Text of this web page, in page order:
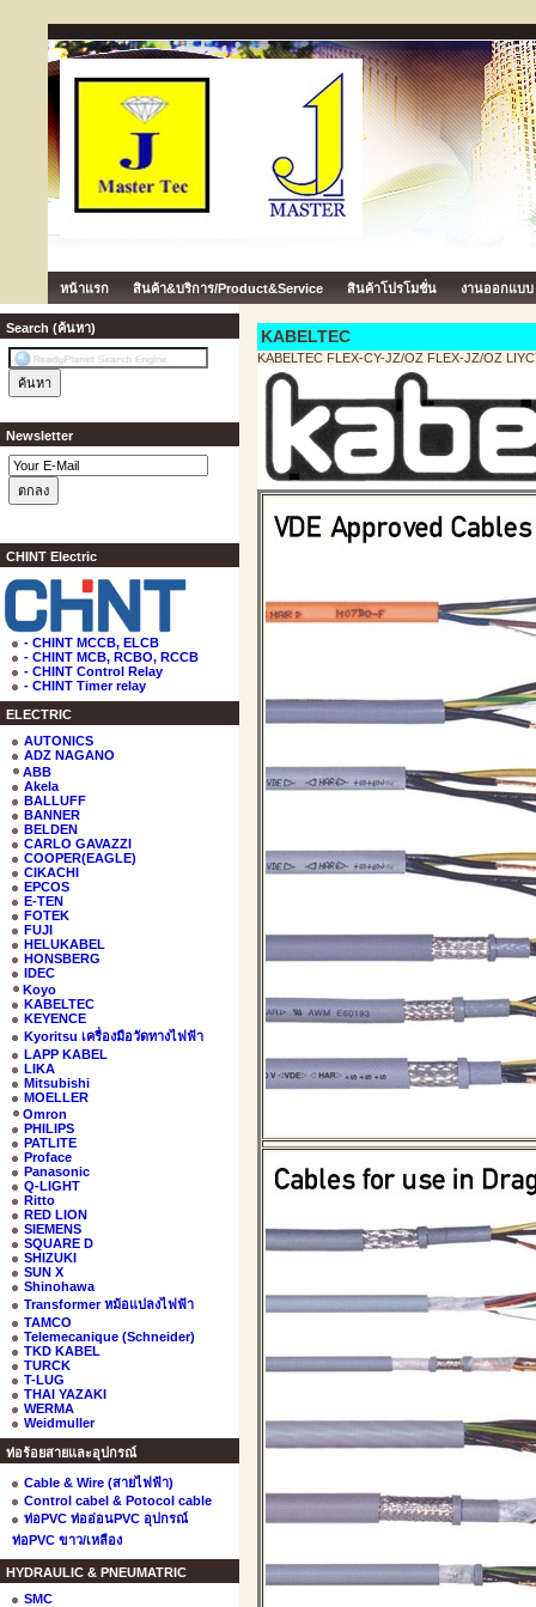
หน้าแรก สินค้า&บริการ/Product&Service สินค้าโปรโมชั่น งานออกแบบ
Search (ค้นหา)
Newsletter
CHINT Electric
- CHINT MCCB, ELCB
- CHINT MCB, RCBO, RCCB
- CHINT Control Relay
- CHINT Timer relay
ELECTRIC
AUTONICS
ADZ NAGANO
ABB
Akela
BALLUFF
BANNER
BELDEN
CARLO GAVAZZI
COOPER(EAGLE)
CIKACHI
EPCOS
E-TEN
FOTEK
FUJI
HELUKABEL
HONSBERG
IDEC
Koyo
KABELTEC
KEYENCE
Kyoritsu เครื่องมือวัดทางไฟฟ้า
LAPP KABEL
LIKA
Mitsubishi
MOELLER
Omron
PHILIPS
PATLITE
Proface
Panasonic
Q-LIGHT
Ritto
RED LION
SIEMENS
SQUARE D
SHIZUKI
SUN X
Shinohawa
Transformer หม้อแปลงไฟฟ้า
TAMCO
Telemecanique (Schneider)
TKD KABEL
TURCK
T-LUG
THAI YAZAKI
WERMA
Weidmuller
ท่อร้อยสายและอุปกรณ์
Cable & Wire (สายไฟฟ้า)
Control cabel & Potocol cable
ท่อPVC ท่ออ่อนPVC อุปกรณ์
ท่อPVC ขาว/เหลือง
HYDRAULIC & PNEUMATRIC
SMC
KABELTEC
KABELTEC FLEX-CY-JZ/OZ FLEX-JZ/OZ